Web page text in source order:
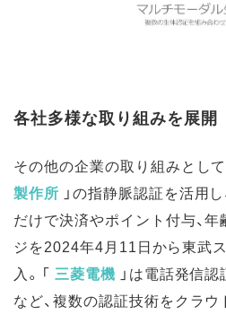
各社多様な取り組みを展開
その他の企業の取り組みとして
製作所 」の指静脈認証を活用
だけで決済やポイント付与、
ジを2024年4月11日から東武
入。「 三菱電機 」 は電話発信認
など、複数の認証技術をクラ